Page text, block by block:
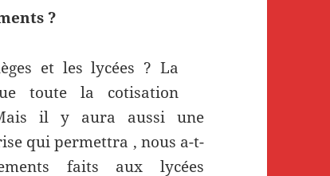
?
et les lycées ? La
toute la cotisation
Mais il y aura aussi une
qui permettra , nous a-t-
faits aux lycées